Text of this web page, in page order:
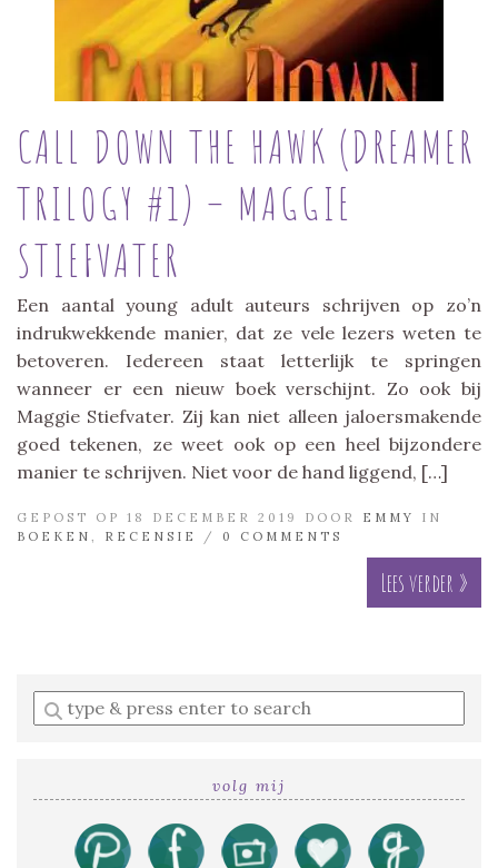
CALL DOWN THE HAWK (DREAMER
TRILOGY #1) – MAGGIE
STIEFVATER
Een aantal young adult auteurs schrijven op zo’n
indrukwekkende manier, dat ze vele lezers weten te
betoveren. Iedereen staat letterlijk te springen
wanneer er een nieuw boek verschijnt. Zo ook bij
Maggie Stiefvater. Zij kan niet alleen jaloersmakende
goed tekenen, ze weet ook op een heel bijzondere
manier te schrijven. Niet voor de hand liggend, […]
GEPOST OP 18 DECEMBER 2019 DOOR EMMY
IN
BOEKEN
RECENSIE / 0 COMMENTS
Lees verder »
Enter
a
volg mij